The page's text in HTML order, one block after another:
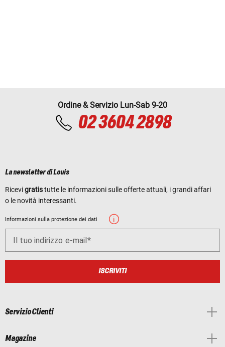
Ordine & Servizio Lun-Sab 9-20
02 3604 2898
La newsletter di Louis
Ricevigratistutte le informazioni sulle offerte attuali, i grandi affari
o le novità interessanti.
Informazioni sulla protezione dei dati
Il tuo indirizzo e-mail
ISCRIVITI
Servizio Clienti
Magazine